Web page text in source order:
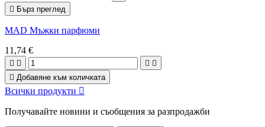
 Бърз преглед
MAD Мъжки парфюми
11,74 €
   
 Добавяне към количката
Всички продукти 
Получавайте новини и съобщения за разпродажби